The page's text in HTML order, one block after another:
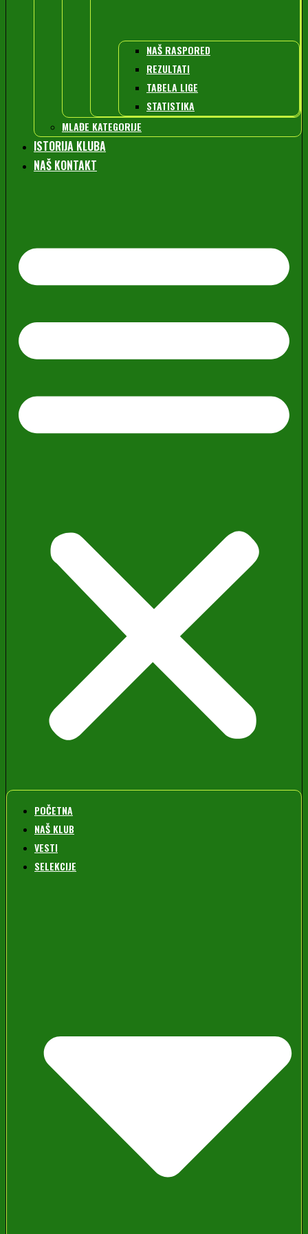
NAŠ RASPORED
REZULTATI
TABELA LIGE
STATISTIKA
MLAĐE KATEGORIJE
ISTORIJA KLUBA
NAŠ KONTAKT
POČETNA
NAŠ KLUB
VESTI
SELEKCIJE